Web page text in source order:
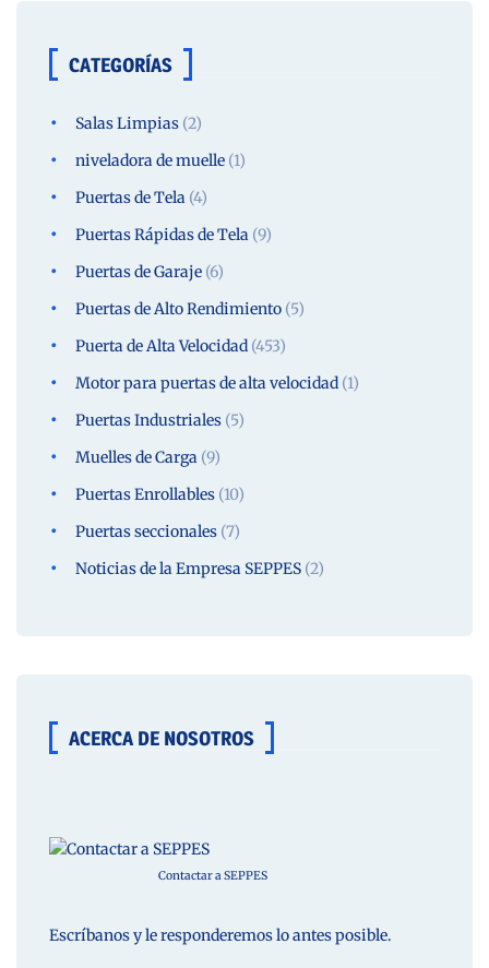
CATEGORÍAS
Salas Limpias (2)
niveladora de muelle (1)
Puertas de Tela (4)
Puertas Rápidas de Tela (9)
Puertas de Garaje (6)
Puertas de Alto Rendimiento (5)
Puerta de Alta Velocidad (453)
Motor para puertas de alta velocidad (1)
Puertas Industriales (5)
Muelles de Carga (9)
Puertas Enrollables (10)
Puertas seccionales (7)
Noticias de la Empresa SEPPES (2)
ACERCA DE NOSOTROS
Contactar a SEPPES
Escríbanos y le responderemos lo antes posible.